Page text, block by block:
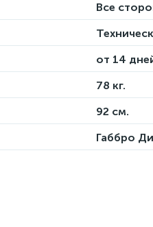
Все
от 14
78 кг.
92 см.
Габбро